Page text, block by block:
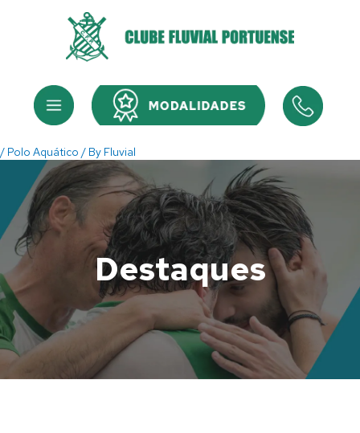
Menu Menu
/ Polo Aquático / By Fluvial
Destaques